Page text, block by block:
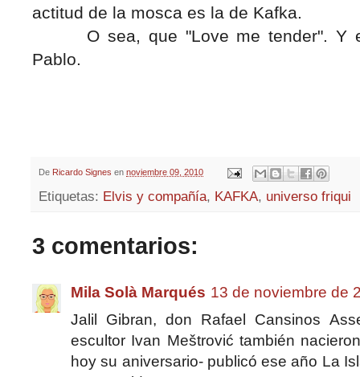
actitud de la mosca es la de Kafka.
O sea, que "Love me tender". Y
Pablo.
De Ricardo Signes en noviembre 09, 2010
Etiquetas: Elvis y compañía, KAFKA, universo friqui
3 comentarios:
Mila Solà Marqués 13 de noviembre de
Jalil Gibran, don Rafael Cansinos
escultor Ivan Meštrović también
hoy su aniversario- publicó ese año La